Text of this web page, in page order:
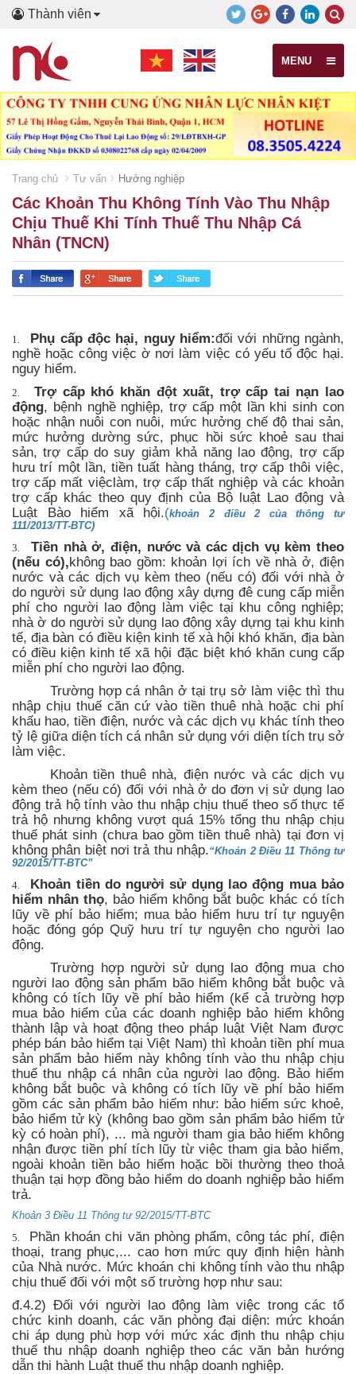
Thành viên
MENU
Trang chủ Tư vấn Hướng nghiệp
Các Khoản Thu Không Tính Vào Thu Nhập
Chịu Thuế Khi Tính Thuế Thu Nhập Cá
Nhân (TNCN)
1. Phụ cấp độc hại, nguy hiểm:đối với những ngành,
nghề hoặc công việc ờ nơi làm việc có yếu tố độc hại.
nguy hiểm.
2.
Trợ cấp khó khăn đột xuất, trợ cấp tai nạn lao
động, bệnh nghề nghiệp, trợ cấp một lần khi sinh con
hoặc nhận nuôi con nuôi, mức hưởng chế độ thai sản,
mức hưởng dường sức, phục hồi sức khoẻ sau thai
sản, trợ cấp do suy giảm khả năng lao động, trợ cấp
hưu trí một lần, tiền tuất hàng tháng, trợ cấp thôi việc,
trợ cấp mất việclàm, trợ cấp thất nghiệp và các khoản
trợ cấp khác theo quy định của Bộ luật Lao động và
Luật Bào hiểm xã hội.(khoản 2 điều 2 của thông tư
111/2013/TT-BTC)
3.
Tiền nhà ở, điện, nước và các dịch vụ kèm theo
(nếu có),không bao gồm: khoản lợi ích về nhà ở, điện
nước và các dịch vụ kèm theo (nếu có) đối với nhà ở
do người sử dụng lao động xây dựng đê cung cấp miễn
phí cho người lao động làm việc tại khu công nghiệp;
nhà ờ do người sử dụng lao động xây dựng tại khu kinh
tế, địa bàn có điều kiện kinh tế xà hội khó khăn, địa bàn
có điều kiện kinh tế xã hội đặc biệt khó khăn cung cấp
miễn phí cho người lao động.
Trường hợp cá nhân ở tại trụ sở làm việc thì thu
nhập chịu thuế căn cứ vào tiền thuê nhà hoặc chi phí
khấu hao, tiền điện, nước và các dịch vụ khác tính theo
tỷ lệ giữa diện tích cá nhân sử dụng với diện tích trụ sở
làm việc.
Khoản tiền thuê nhà, điện nước và các dịch vụ
kèm theo (nếu có) đối với nhà ở do đơn vị sử dụng lao
động trả hộ tính vào thu nhập chịu thuế theo số thực tế
trả hộ nhưng không vượt quá 15% tổng thu nhập chịu
thuế phát sinh (chưa bao gồm tiền thuê nhà) tại đơn vị
không phân biệt nơi trả thu nhập.“Khoản 2 Điều 11 Thông tư
92/2015/TT-BTC”
4.
Khoản tiền do người sử dụng lao động mua bảo
hiểm nhân thọ, bảo hiểm không bắt buộc khác có tích
lũy về phí bảo hiểm; mua bảo hiểm hưu trí tự nguyện
hoặc đóng góp Quỹ hưu trí tự nguyện cho người lao
động.
Trường hợp người sử dụng lao động mua cho
người lao động sản phẩm bão hiểm không bắt buộc và
không có tích lũy về phí bảo hiểm (kể cả trường hợp
mua bảo hiểm của các doanh nghiệp bảo hiểm không
thành lập và hoạt động theo pháp luật Việt Nam được
phép bán bảo hiểm tại Việt Nam) thì khoản tiền phí mua
sản phẩm bảo hiểm này không tính vào thu nhập chịu
thuế thu nhập cá nhân của người lao động. Bảo hiểm
không bắt buộc và không có tích lũy về phí bảo hiểm
gồm các sản phẩm bảo hiếm như: bảo hiểm sức khoẻ,
bảo hiểm tử kỳ (không bao gồm sản phẩm bảo hiểm tử
kỳ có hoàn phí), ... mà người tham gia bảo hiểm không
nhận được tiền phí tích lũy từ việc tham gia bảo hiểm,
ngoài khoản tiền bảo hiểm hoặc bồi thường theo thoả
thuận tại hợp đồng bảo hiểm do doanh nghiệp bảo hiểm
trả.
Khoản 3 Điều 11 Thông tư 92/2015/TT-BTC
5.
Phần khoán chi văn phòng phẩm, công tác phí, điện
thoại, trang phục,... cao hơn mức quy định hiện hành
của Nhà nước. Mức khoán chi không tính vào thu nhập
chịu thuế đối với một số trường hợp như sau:
đ.4.2) Đối với người lao động làm việc trong các tổ
chức kinh doanh, các văn phòng đại diện: mức khoán
chi áp dụng phù hợp với mức xác định thu nhập chịu
thuế thu nhập doanh nghiệp theo các văn bản hướng
dẫn thi hành Luật thuế thu nhập doanh nghiệp.